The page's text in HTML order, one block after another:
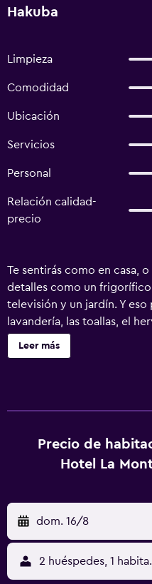
Hakuba
Limpieza
Comodidad
Ubicación
Servicios
Personal
Relación calidad-
precio
Te sentirás como en casa,
detalles como un
televisión y un jardín. Y
lavandería, las toallas, el
Leer más
Precio de
Hotel La
dom. 16/8
2 huéspedes, 1